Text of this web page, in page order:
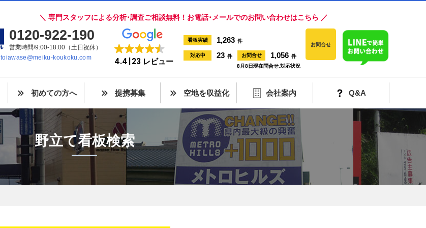
＼ 専門スタッフによる分析･調査ご相談無料！お電話･メールでのお問い合わせはこちら ／
0120-922-190
営業時間/9:00-18:00（土日祝休）
toiawase@meiku-koukoku.com
4.4 23 レビュー
看板実績 1,263 件
対応中 23 件 お問合せ 1,056 件
8月8日現在問合せ.対応状況
お問合せ
初めての方へ 提携募集 空地を収益化 会社案内 Q&A
野立て看板検索